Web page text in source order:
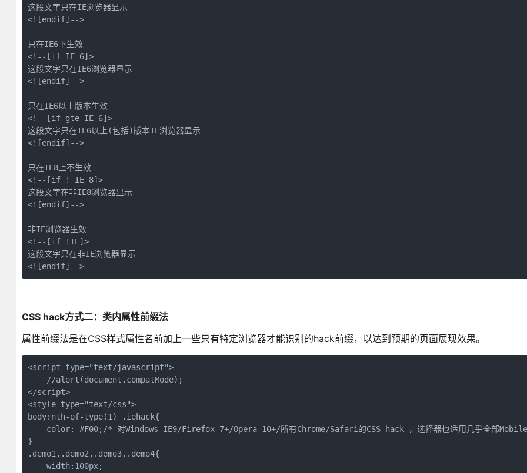
这段文字只在IE浏览器显示
<![endif]-->
只在IE6下生效
<!--[if IE 6]>
这段文字只在IE6浏览器显示
<![endif]-->
只在IE6以上版本生效
<!--[if gte IE 6]>
这段文字只在IE6以上(包括)版本IE浏览器显示
<![endif]-->
只在IE8上不生效
<!--[if ! IE 8]>
这段文字在非IE8浏览器显示
<![endif]-->
非IE浏览器生效
<!--[if !IE]>
这段文字只在非IE浏览器显示
<![endif]-->
CSS hack方式二：类内属性前缀法
属性前缀法是在CSS样式属性名前加上一些只有特定浏览器才能识别的hack前缀，以达到预期的页面展现效果。
<script type="text/javascript">
    //alert(document.compatMode);
</script>
<style type="text/css">
body:nth-of-type(1) .iehack{
color: #F00;/* 对Windows IE9/Firefox 7+/Opera 10+/所有Chrome/Safari的CSS hack ，选择器也适用几乎全部
}
.demo1,.demo2,.demo3,.demo4{
    width:100px;